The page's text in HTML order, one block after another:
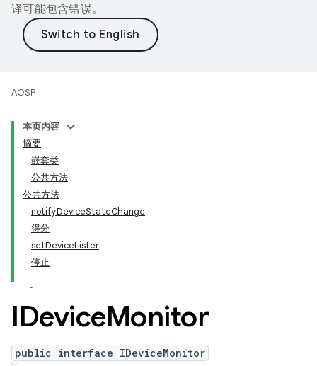
译可能包含错误。
AOSP
本页内容
摘要
嵌套类
公共方法
公共方法
notifyDeviceStateChange
得分
setDeviceLister
停止
IDeviceMonitor
public interface IDeviceMonitor